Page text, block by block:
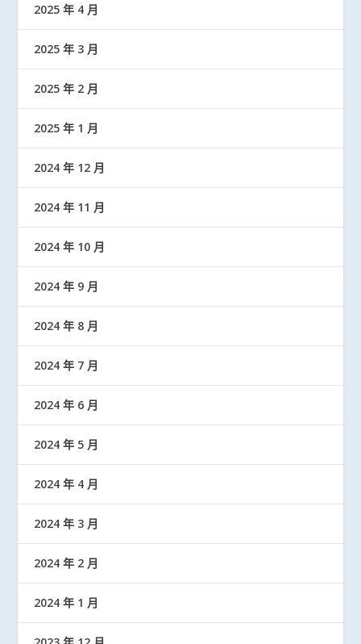
2025 年 4 月
2025 年 3 月
2025 年 2 月
2025 年 1 月
2024 年 12 月
2024 年 11 月
2024 年 10 月
2024 年 9 月
2024 年 8 月
2024 年 7 月
2024 年 6 月
2024 年 5 月
2024 年 4 月
2024 年 3 月
2024 年 2 月
2024 年 1 月